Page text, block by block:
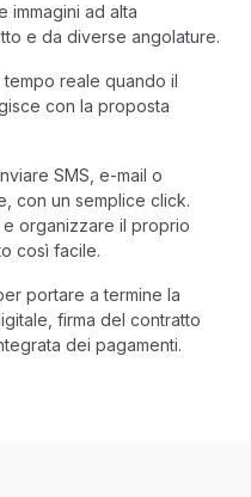
immagini ad alta
e da diverse angolature.
reale quando il
con la proposta
SMS, e-mail o
con un semplice click.
organizzare il proprio
così facile.
portare a termine la
firma del contratto
dei pagamenti.